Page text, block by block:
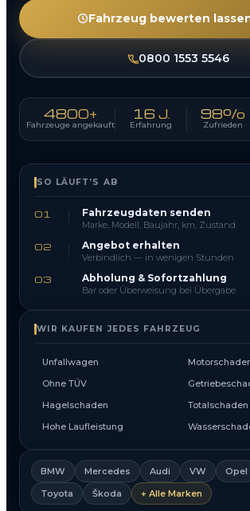
Fahrzeug bewerten
0800 1553 5546
4800+
Fahrzeuge angekauft
16 J.
Erfahrung
98%
Zufrieden
SO LÄUFT’S AB
01 Fahrzeugdaten senden
Marke, Modell, Baujahr, km, Zustand
02 Angebot erhalten
Verbindlich — in wenigen Stunden
03 Abholung & Sofortzahlung
Bar oder Überweisung bei Übergabe
WIR KAUFEN JEDES FAHRZEUG
Unfallwagen
Ohne TÜV
Hagelschaden
Totalschaden
Hohe Laufleistung
BMW Mercedes Audi VW Opel
Toyota
Škoda + Alle Marken